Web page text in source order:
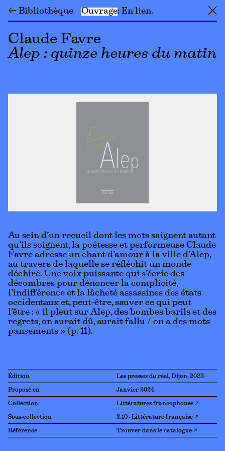
← Bibliothèque Ouvrage En lien ╳
Claude Favre
Alep : quinze heures du matin
Au sein d’un recueil dont les mots saignent autant
qu’ils soignent, la poétesse et performeuse Claude
Favre adresse un chant d’amour à la ville d’Alep,
au travers de laquelle se réfléchit un monde
déchiré. Une voix puissante qui s’écrie des
décombres pour dénoncer la complicité,
l’indifférence et la lâcheté assassines des états
occidentaux et, peut-être, sauver ce qui peut
l’être : « il pleut sur Alep, des bombes barils et des
regrets, on aurait dû, aurait fallu / on a des mots
pansements » (p. 11).
Édition Les presses du réel, Dijon, 2023
Proposé en Janvier 2024
Collection Littératures francophones ↗
Sous-collection 2.10 - Littérature française ↗
Référence Trouver dans le catalogue ↗